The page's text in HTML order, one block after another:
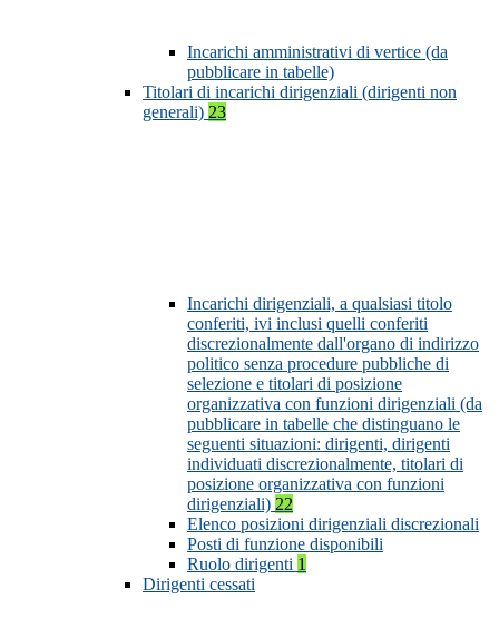
Incarichi amministrativi di vertice (da
pubblicare in tabelle)
Titolari di incarichi dirigenziali (dirigenti non
generali) 23
Incarichi dirigenziali, a qualsiasi titolo
conferiti, ivi inclusi quelli conferiti
discrezionalmente dall'organo di indirizzo
politico senza procedure pubbliche di
selezione e titolari di posizione
organizzativa con funzioni dirigenziali (da
pubblicare in tabelle che distinguano le
seguenti situazioni: dirigenti, dirigenti
individuati discrezionalmente, titolari di
posizione organizzativa con funzioni
dirigenziali) 22
Elenco posizioni dirigenziali discrezionali
Posti di funzione disponibili
Ruolo dirigenti 1
Dirigenti cessati